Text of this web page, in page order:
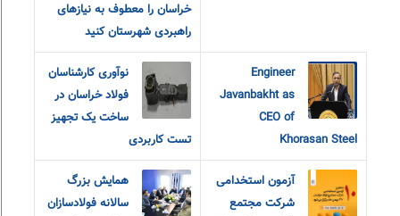
خراسان را معطوف به نیازهای
راهبردی شهرستان کنید
Engineer
Javanbakht as
CEO of
Khorasan Steel
نوآوری کارشناسان
فولاد خراسان در
ساخت یک تجهیز
تست کاربردی
آزمون استخدامی
شرکت مجتمع
همایش بزرگ
سالانه فولادسازان